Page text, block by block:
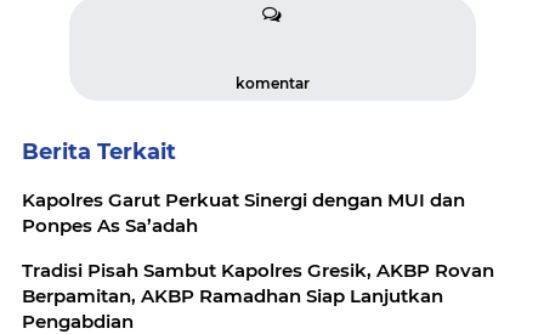
komentar
Berita Terkait
Kapolres Garut Perkuat Sinergi dengan MUI dan
Ponpes As Sa’adah
Tradisi Pisah Sambut Kapolres Gresik, AKBP Rovan
Berpamitan, AKBP Ramadhan Siap Lanjutkan
Pengabdian